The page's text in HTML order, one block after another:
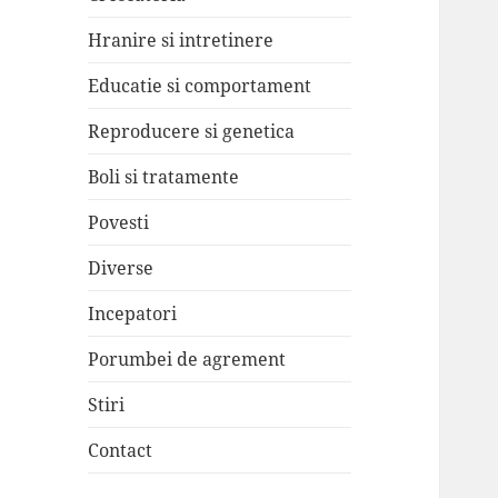
Hranire si intretinere
Educatie si comportament
Reproducere si genetica
Boli si tratamente
Povesti
Diverse
Incepatori
Porumbei de agrement
Stiri
Contact